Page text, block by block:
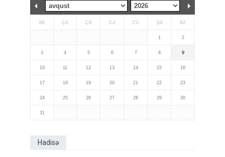
BE ÇA ÇƏ CA CÜ ŞƏ BZ
1 2
3 4 5 6 7 8 9
10 11 12 13 14 15 16
17 18 19 20 21 22 23
24 25 26 27 28 29 30
31
Hadisə